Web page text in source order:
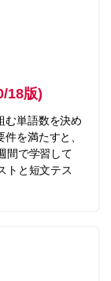
18版)
む単語数を決め
を満たすと、
間で学習して
トと短文テス